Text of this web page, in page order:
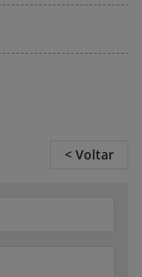
< Voltar